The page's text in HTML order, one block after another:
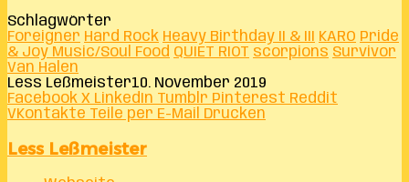
Schlagwörter
Foreigner Hard Rock Heavy Birthday II & III KARO Pride
& Joy Music/Soul Food QUIET RIOT scorpions Survivor
Van Halen
Less Leßmeister10. November 2019
Facebook X LinkedIn Tumblr Pinterest Reddit
VKontakte Teile per E-Mail Drucken
Less Leßmeister